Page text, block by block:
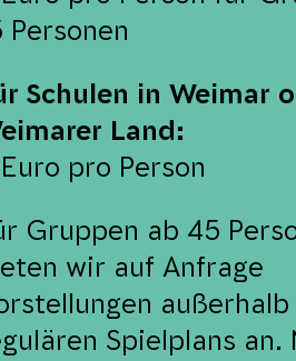
Personen
Schulen in Weimar
Land:
pro Person
Gruppen ab 45
wir auf Anfrage
außerhalb
Spielplans an.